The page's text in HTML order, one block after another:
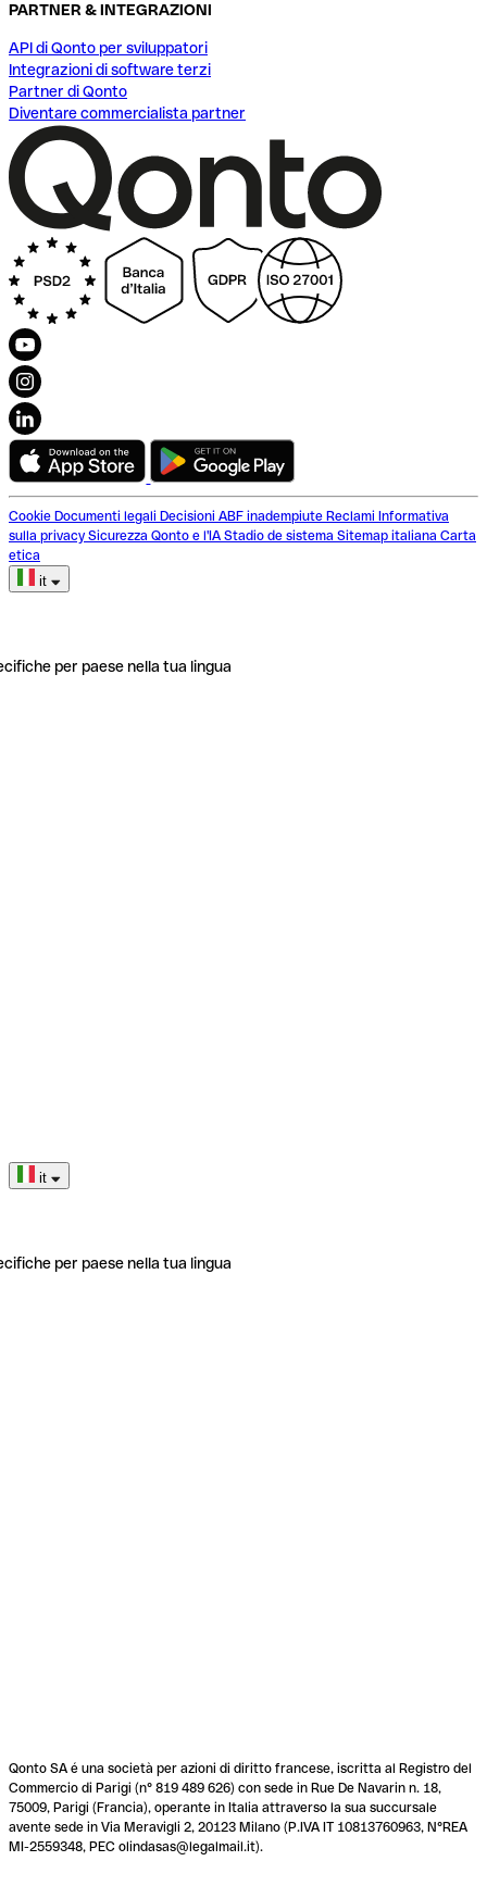
PARTNER & INTEGRAZIONI
API di Qonto per sviluppatori
Integrazioni di software terzi
Partner di Qonto
Diventare commercialista partner
Cookie Documenti legali Decisioni ABF inadempiute Reclami Informativa
sulla privacy Sicurezza Qonto e l'IA Stadio de sistema Sitemap italiana Carta
etica
it
per paese nella tua lingua
it
per paese nella tua lingua
Qonto SA é una società per azioni di diritto francese, iscritta al Registro del
Commercio di Parigi (n° 819 489 626) con sede in Rue De Navarin n. 18,
75009, Parigi (Francia), operante in Italia attraverso la sua succursale
avente sede in Via Meravigli 2, 20123 Milano (P.IVA IT 10813760963, N°REA
MI-2559348, PEC olindasas@legalmail.it).